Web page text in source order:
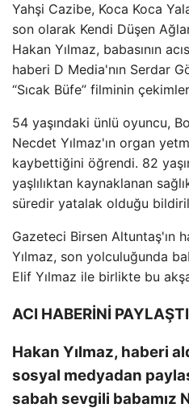
Yahşi Cazibe, Koca Koca
son olarak Kendi Düşen
Hakan Yılmaz, babasının
haberi D Media'nın Serdar
“Sıcak Büfe” filminin
54 yaşındaki ünlü oyuncu,
Necdet Yılmaz'ın organ
kaybettiğini öğrendi. 82
yaşlılıktan kaynaklanan
süredir yatalak olduğu
Gazeteci Birsen Altuntaş'ın
Yılmaz, son yolculuğunda
Elif Yılmaz ile birlikte bu
ACI HABERİNİ PAYLAŞTI
Hakan Yılmaz, haberi
sosyal medyadan
sabah sevgili babamız